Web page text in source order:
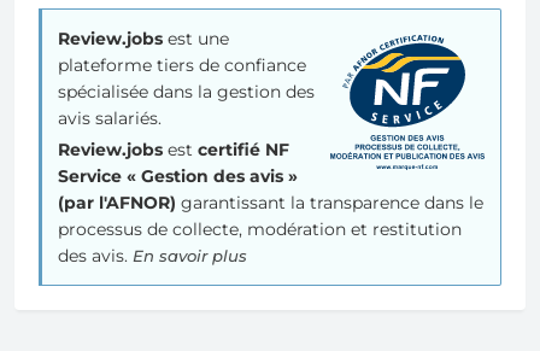
Review.jobs est une
plateforme tiers de confiance
spécialisée dans la gestion des
avis salariés.
Review.jobs est certifié NF
Service « Gestion des avis »
(par l'AFNOR) garantissant la transparence dans le
processus de collecte, modération et restitution
des avis. En savoir plus